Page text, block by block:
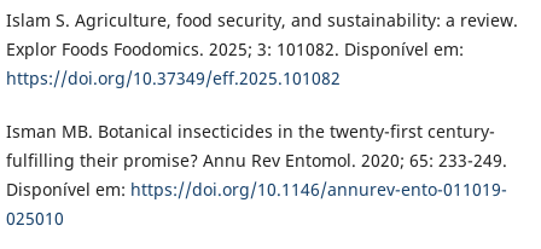
Islam S. Agriculture, food security, and sustainability: a review.
Explor Foods Foodomics. 2025; 3: 101082. Disponível em:
https://doi.org/10.37349/eff.2025.101082
Isman MB. Botanical insecticides in the twenty-first century-
fulfilling their promise? Annu Rev Entomol. 2020; 65: 233-249.
Disponível em: https://doi.org/10.1146/annurev-ento-011019-
025010